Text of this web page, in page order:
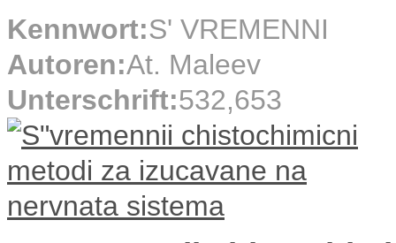
Kennwort:S' VREMENNI
Autoren:At. Maleev
Unterschrift:532,653